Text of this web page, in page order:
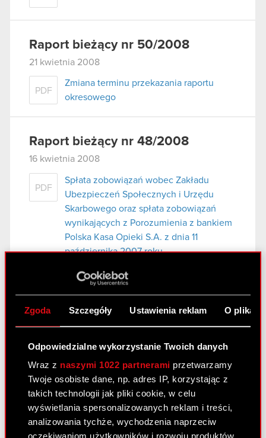
Zgoda Szczegóły Ustawienia reklam O
Odpowiedzialne wykorzystanie Twoich danych
Wraz z naszymi 1022 partnerami przetwarzamy
Twoje osobiste dane, np. adres IP, korzystając z
takich technologii jak pliki cookie, w celu
wyświetlania spersonalizowanych reklam i treści,
analizowania tychże, wychodzenia naprzeciw
Raport bieżący nr 50/2008
21 kwietnia 2008
PDF
Zmiana terminu przekazania raportu
okresowego
Raport bieżący nr 48/2008
16 kwietnia 2008
PDF
Spłata zobowiązań wobec Zakładu
Ubezpieczeń Społecznych i Urzędu
Skarbowego oraz spłata zobowiązań
wynikających z Porozumienia z bankiem
Polska Kasa Opieki S.A. z dnia 11
października 2007 roku.
Raport bieżący nr 47/2008
14 kwietnia 2008
PDF
zakładowego Optimus S.A.
Raport bieżący nr 46/2008
11 kwietnia 2008
Apelacja od wyroku Sądu Rejonowego w